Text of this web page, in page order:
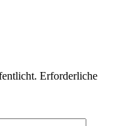
Erforderliche